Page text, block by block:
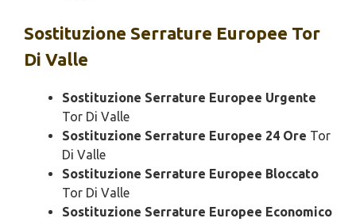
Sostituzione Serrature Europee Tor
Di Valle
Sostituzione Serrature Europee Urgente
Tor Di Valle
Sostituzione Serrature Europee 24 Ore Tor
Di Valle
Sostituzione Serrature Europee Bloccato
Tor Di Valle
Sostituzione Serrature Europee Economico